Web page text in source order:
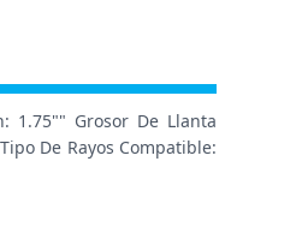
1.75"" Grosor De Llanta
De Rayos Compatible: